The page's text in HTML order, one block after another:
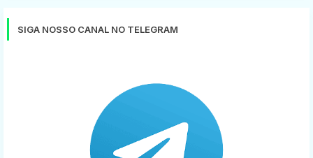
SIGA NOSSO CANAL NO TELEGRAM